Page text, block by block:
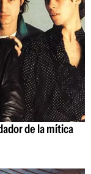
de la mítica